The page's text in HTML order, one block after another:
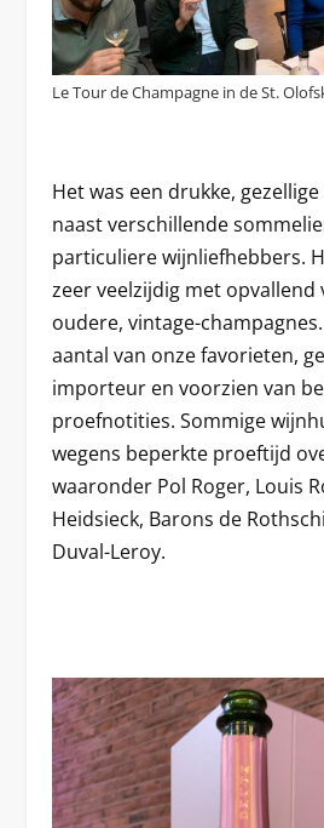
Le Tour de Champagne in de St.
Het was een drukke,
naast verschillende
particuliere wijnliefhebbers.
zeer veelzijdig met opvallend
oudere, vintage-
aantal van onze favorieten,
importeur en voorzien van
proefnotities. Sommige
wegens beperkte proeftijd
waaronder Pol Roger, Louis
Heidsieck, Barons de
Duval-Leroy.